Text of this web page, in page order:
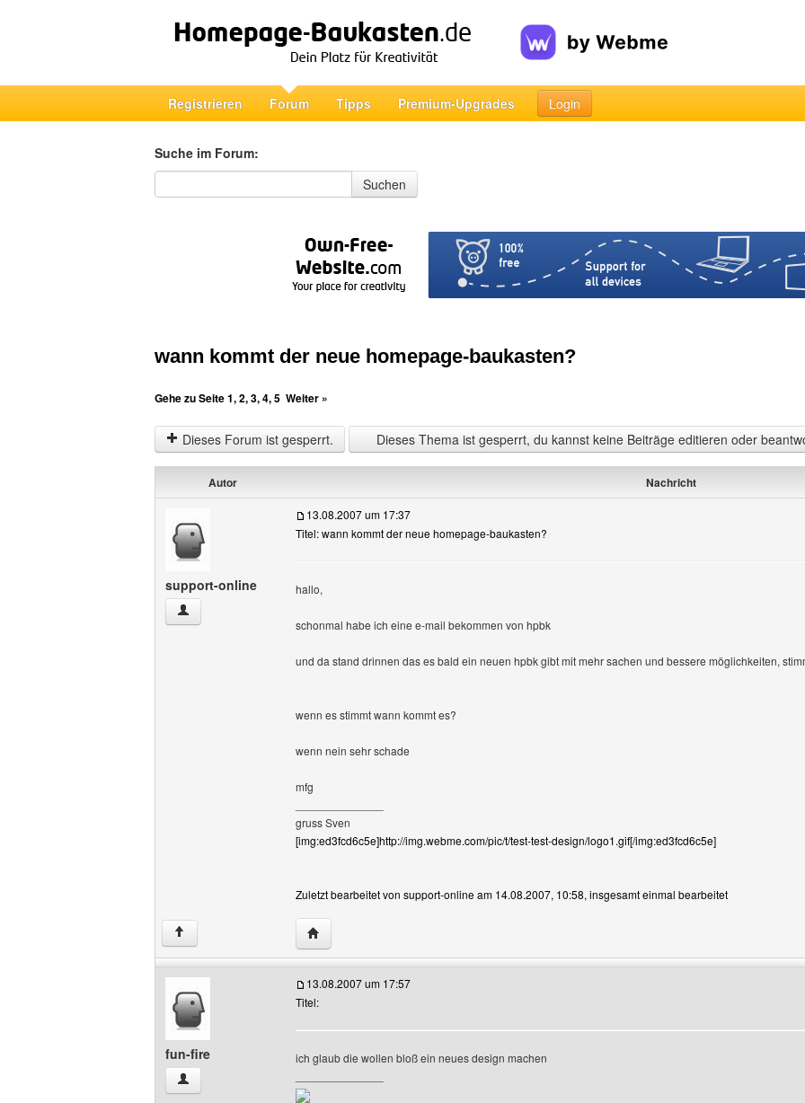
Registrieren Forum Tipps Premium-Upgrades Login
Suche im Forum:
Suche im Forum
Suchen
wann kommt der neue homepage-baukasten?
Gehe zu Seite1,2,3,4,5 Weiter »
Dieses Forum ist gesperrt. Dieses Thema ist gesperrt, du kannst keine Beiträge editieren oder
Autor Nachricht
support-online
support-online Benutzer-Profile anzeigen
13.08.2007 um 17:37
Titel: wann kommt der neue homepage-baukasten?
hallo,
schonmal habe ich eine e-mail bekommen von hpbk
und da stand drinnen das es bald ein neuen hpbk gibt mit mehr sachen und bessere möglichkeiten,
wenn es stimmt wann kommt es?
wenn nein sehr schade
mfg
gruss Sven
[img:ed3fcd6c5e]http://img.webme.com/pic/t/test-test-design/logo1.gif[/img:ed3fcd6c5e]
Zuletzt bearbeitet von support-online am 14.08.2007, 10:58, insgesamt einmal bearbeitet
↑ Website dieses Benutzers besuchen: support-online
fun-fire
fun-fire Benutzer-Profile anzeigen
13.08.2007 um 17:57
Titel:
ich glaub die wollen bloß ein neues design machen